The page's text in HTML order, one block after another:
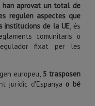
han aprovat un total de
regulen aspectes que
institucions de la UE , és
comunitaris o
fixat per les
europeu, 5 trasposen
jurídic d'Espanya o bé